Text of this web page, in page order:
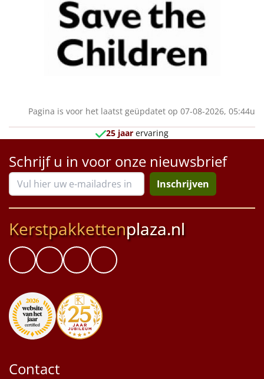
Particulier
Kerstgeschenken 2026
Relatiegeschenken
Per stuk
Alle overige
Pagina is voor het laatst geüpdatet op 07-08-2026, 05:44u
25 jaar ervaring
Schrijf u in voor onze nieuwsbrief
Inschrijven
Kerstpakkettenplaza.nl
Contact